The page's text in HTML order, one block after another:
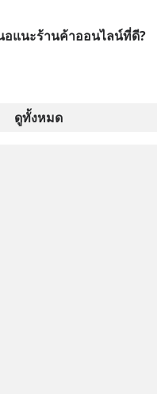
แนะร้านค้าออนไลน์ที่ดี?
ดูทั้งหมด